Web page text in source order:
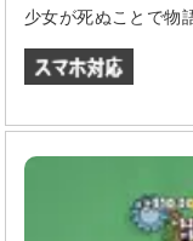
少女が死ぬことで物